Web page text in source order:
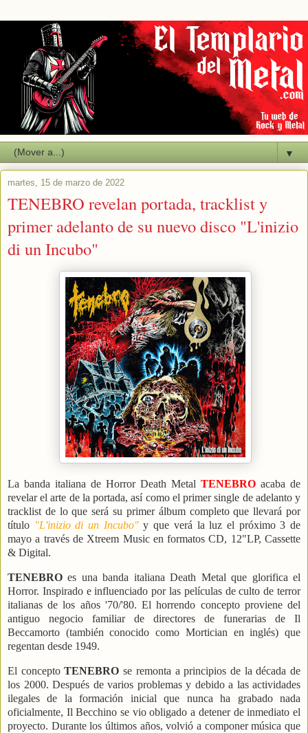
▼
martes, 15 de marzo de 2022
TENEBRO revelan portada, tracklist y
primer adelanto de su nuevo disco "L'inizio
di un Incubo"
La banda italiana de Horror Death Metal TENEBRO acaba de
revelar el arte de la portada, así como el primer single de adelanto y
tracklist de lo que será su primer álbum completo que llevará por
título "L'inizio di un Incubo"y que verá la luz el próximo 3 de
mayo a través de Xtreem Music en formatos CD, 12"LP, Cassette
& Digital.
TENEBROes una banda italiana Death Metal que glorifica el
Horror. Inspirado e influenciado por las películas de culto de terror
italianas de los años '70/'80. El horrendo concepto proviene del
antiguo negocio familiar de directores de funerarias de Il
Beccamorto (también conocido como Mortician en inglés) que
regentan desde 1949.
El conceptoTENEBROse remonta a principios de la década de
los 2000. Después de varios problemas y debido a las actividades
ilegales de la formación inicial que nunca ha grabado nada
oficialmente, Il Becchino se vio obligado a detener de inmediato el
proyecto. Durante los últimos años, volvió a componer música que